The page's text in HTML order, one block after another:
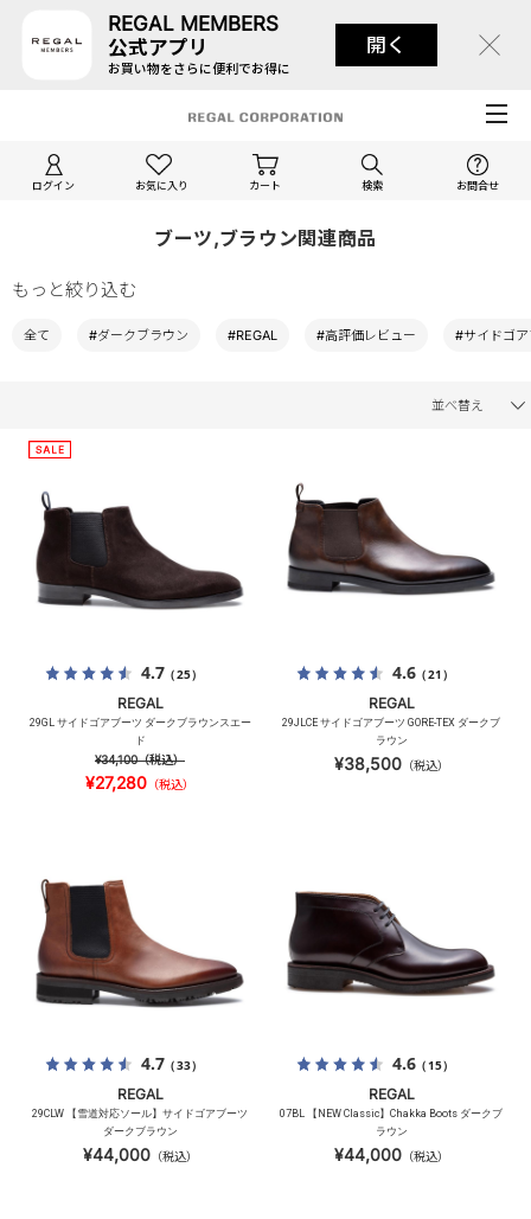
REGAL MEMBERS
公式アプリ
お買い物をさらに便利でお得に
開く
ログイン お気に入り カート 検索 お問合せ
ブーツ,ブラウン関連商品
もっと絞り込む
全て #ダークブラウン #REGAL #高評価レビュー #サイドゴ
並べ替え
4.7（25）
REGAL
29GL サイドゴアブーツ ダークブラウンスエー
ド
¥34,100（税込）
¥27,280 （税込）
4.6（21）
REGAL
29JLCE サイドゴアブーツ GORE-TEX ダークブ
ラウン
¥38,500（税込）
4.7（33）
REGAL
29CLW 【雪道対応ソール】サイドゴアブーツ
ダークブラウン
¥44,000（税込）
4.6（15）
REGAL
07BL 【NEW Classic】Chakka Boots ダークブ
ラウン
¥44,000（税込）